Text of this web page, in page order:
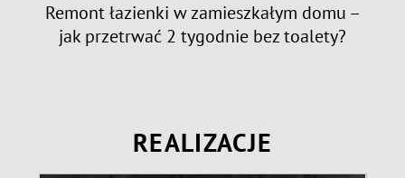
Remont łazienki w zamieszkałym domu –
jak przetrwać 2 tygodnie bez toalety?
REALIZACJE